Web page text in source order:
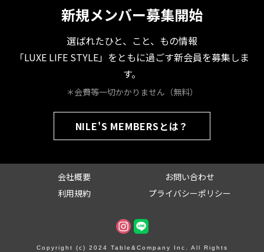
新規メンバー募集開始
選ばれたひと、こと、もの情報
「LUXE LIFE STYLE」をともに過ごす新会員を募集しま
す。
＊会費等一切かかりません（無料）
NILE'S MEMBERSとは？
会社概要
お問い合わせ
利用規約
プライバシーポリシー
Copyright (c) 2024 Table&Company Inc. All Rights